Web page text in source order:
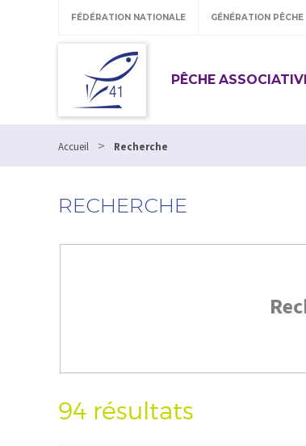
FÉDÉRATION NATIONALE GÉNÉRATION PÊCHE
PÊCHE
Accueil > Recherche
RECHERCHE
94 résultats